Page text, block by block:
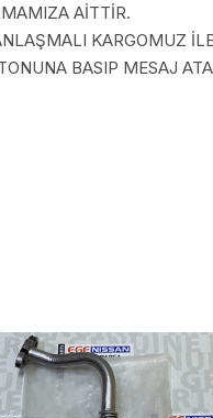
AİTTİR.
KARGOMUZ
BASIP MESAJ